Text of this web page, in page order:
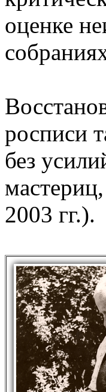
оценке
росписи
без
2003 гг.).